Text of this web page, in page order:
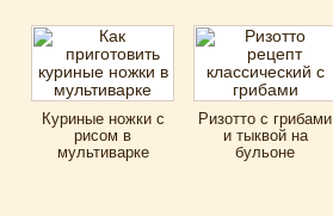
Куриные ножки с
рисом в
мультиварке
Ризотто с грибами
и тыквой на
бульоне